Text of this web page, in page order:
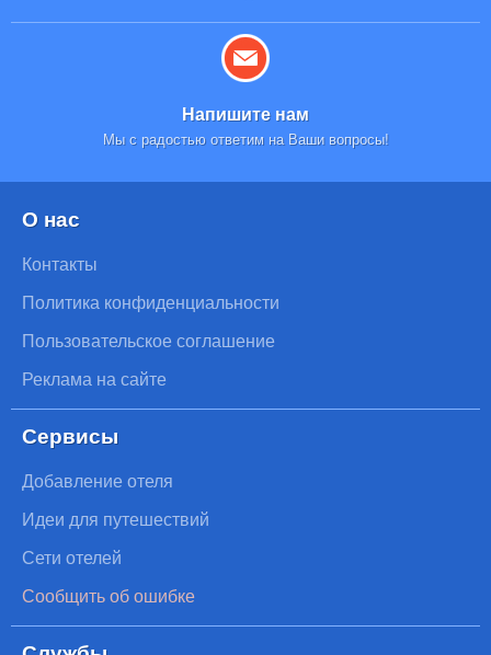
Напишите нам
Мы с радостью ответим на Ваши вопросы!
О нас
Контакты
Политика конфиденциальности
Пользовательское соглашение
Реклама на сайте
Сервисы
Добавление отеля
Идеи для путешествий
Сети отелей
Сообщить об ошибке